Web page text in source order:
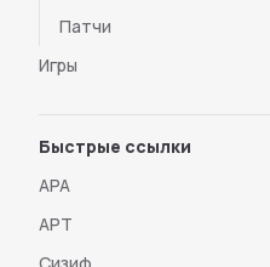
Патчи
Игры
Быстрые ссылки
APA
APT